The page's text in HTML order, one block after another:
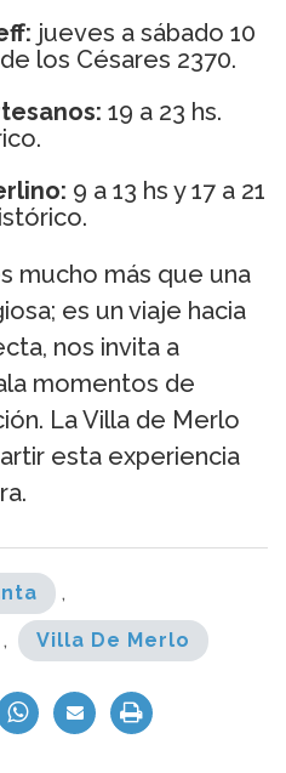
jueves a sábado 10
de los Césares 2370.
19 a 23 hs.
9 a 13 hs y 17 a 21
mucho más que una
es un viaje hacia
nos invita a
momentos de
La Villa de Merlo
esta experiencia
,
, Villa De Merlo